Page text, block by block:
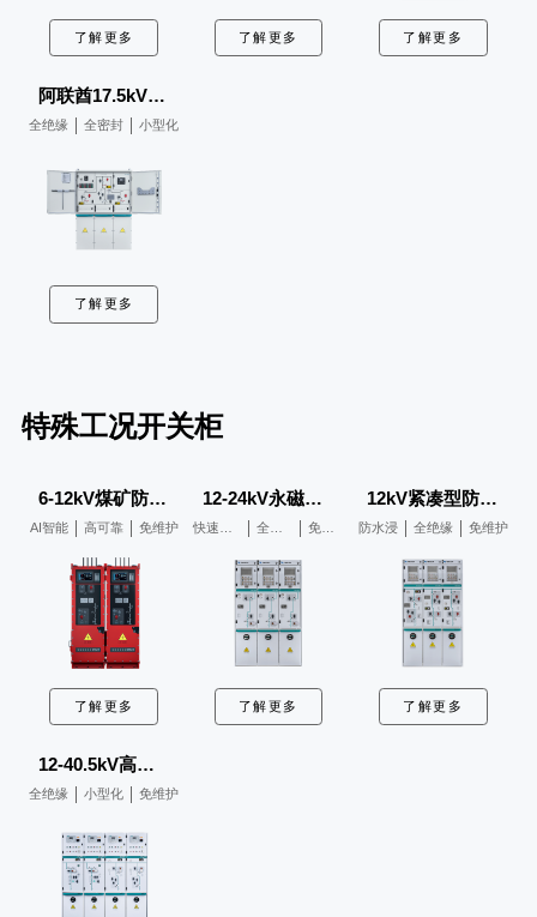
了解更多 了解更多 了解更多
阿联酋17.5kV环网柜
全绝缘 全密封 小型化
了解更多
特殊工况开关柜
6-12kV煤矿防爆专用开关
AI智能 高可靠 免维护
了解更多
12-24kV永磁快速开关
了解更多
12kV紧凑型防水浸环网柜
防水浸 全绝缘 免维护
了解更多
12-40.5kV高压开闭站专用配电盘
全绝缘 小型化 免维护